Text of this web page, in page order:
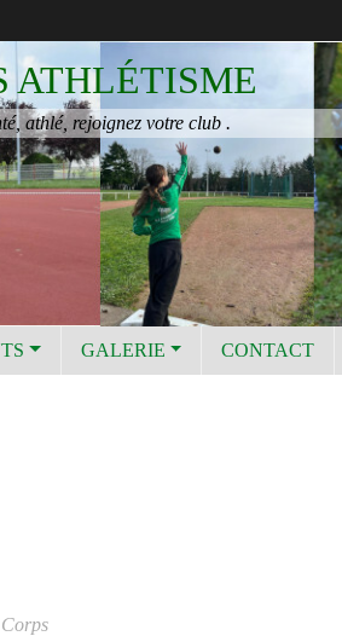
ATHLÉTISME
athlé, rejoignez votre club .
GALERIE CONTACT